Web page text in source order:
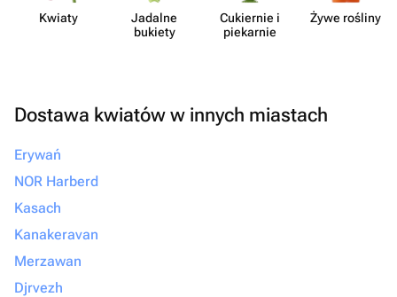
Kwiaty
Jadalne
bukiety
Cukiernie i
piekarnie
Żywe rośliny
Dostawa kwiatów w innych miastach
Erywań
NOR Harberd
Kasach
Kanakeravan
Merzawan
Djrvezh